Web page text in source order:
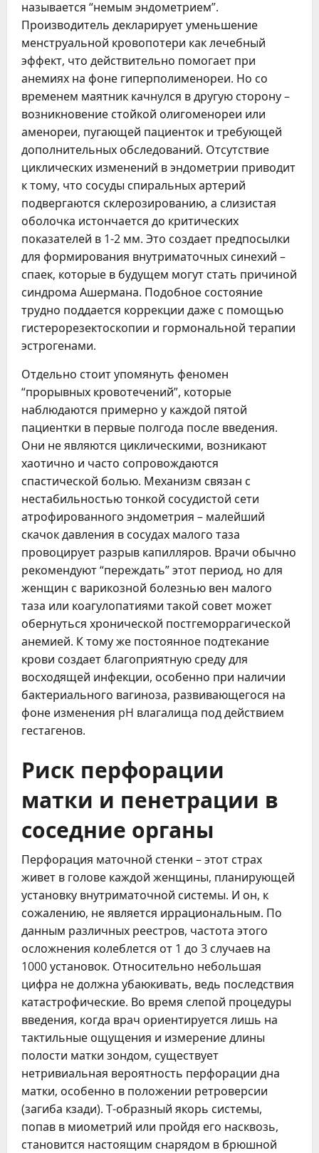
называется “немым эндометрием”.
Производитель декларирует уменьшение
менструальной кровопотери как лечебный
эффект, что действительно помогает при
анемиях на фоне гиперполименореи. Но со
временем маятник качнулся в другую сторону –
возникновение стойкой олигоменореи или
аменореи, пугающей пациенток и требующей
дополнительных обследований. Отсутствие
циклических изменений в эндометрии приводит
к тому, что сосуды спиральных артерий
подвергаются склерозированию, а слизистая
оболочка истончается до критических
показателей в 1-2 мм. Это создает предпосылки
для формирования внутриматочных синехий –
спаек, которые в будущем могут стать причиной
синдрома Ашермана. Подобное состояние
трудно поддается коррекции даже с помощью
гистерорезектоскопии и гормональной терапии
эстрогенами.
Отдельно стоит упомянуть феномен
“прорывных кровотечений”, которые
наблюдаются примерно у каждой пятой
пациентки в первые полгода после введения.
Они не являются циклическими, возникают
хаотично и часто сопровождаются
спастической болью. Механизм связан с
нестабильностью тонкой сосудистой сети
атрофированного эндометрия – малейший
скачок давления в сосудах малого таза
провоцирует разрыв капилляров. Врачи обычно
рекомендуют “переждать” этот период, но для
женщин с варикозной болезнью вен малого
таза или коагулопатиями такой совет может
обернуться хронической постгеморрагической
анемией. К тому же постоянное подтекание
крови создает благоприятную среду для
восходящей инфекции, особенно при наличии
бактериального вагиноза, развивающегося на
фоне изменения pH влагалища под действием
гестагенов.
Риск перфорации
матки и пенетрации в
соседние органы
Перфорация маточной стенки – этот страх
живет в голове каждой женщины, планирующей
установку внутриматочной системы. И он, к
сожалению, не является иррациональным. По
данным различных реестров, частота этого
осложнения колеблется от 1 до 3 случаев на
1000 установок. Относительно небольшая
цифра не должна убаюкивать, ведь последствия
катастрофические. Во время слепой процедуры
введения, когда врач ориентируется лишь на
тактильные ощущения и измерение длины
полости матки зондом, существует
нетривиальная вероятность перфорации дна
матки, особенно в положении ретроверсии
(загиба кзади). Т-образный якорь системы,
попав в миометрий или пройдя его насквозь,
становится настоящим снарядом в брюшной